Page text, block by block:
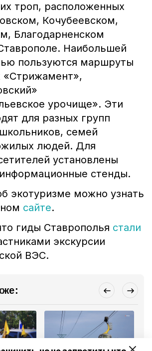
троп, расположенных
Кочубеевском,
Благодарненском
Наибольшей
пользуются маршруты
«Стрижамент»,
урочище». Эти
для разных групп
семей
людей. Для
установлены
стенды.
экотуризме можно узнать
сайте.
гиды Ставрополья стали
экскурсии
ВЭС.